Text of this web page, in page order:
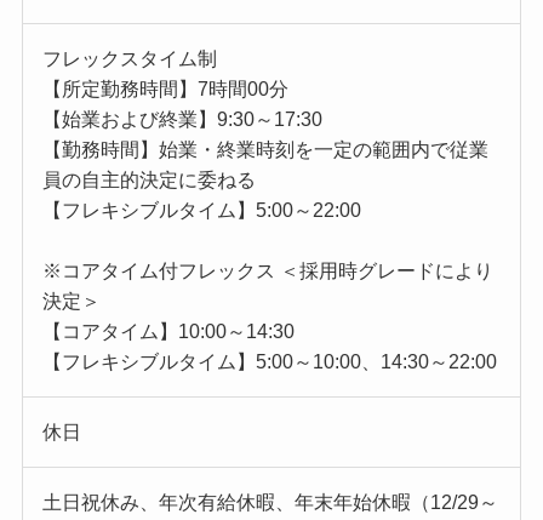
フレックスタイム制
【所定勤務時間】7時間00分
【始業および終業】9:30～17:30
【勤務時間】始業・終業時刻を一定の範囲内で従業
員の自主的決定に委ねる
【フレキシブルタイム】5:00～22:00
※コアタイム付フレックス ＜採用時グレードにより
決定＞
【コアタイム】10:00～14:30
【フレキシブルタイム】5:00～10:00、14:30～22:00
休日
土日祝休み、年次有給休暇、年末年始休暇（12/29～